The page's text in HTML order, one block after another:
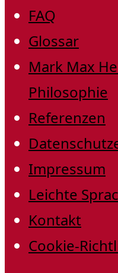
FAQ
Glossar
Mark Max
Philosophie
Referenzen
Impressum
Leichte
Kontakt
Cookie-